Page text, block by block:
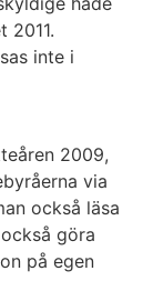
2011.
inte i
2009,
via
också läsa
göra
på egen